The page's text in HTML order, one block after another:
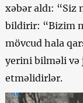
xəbər aldı: “Siz
bildirir: “Bizim
mövcud hala
yerini bilməli
etməlidirlər.